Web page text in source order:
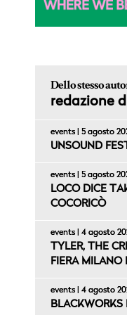
Dello stesso
redazione
events | 5 agosto
UNSOUND
events | 5 agosto
LOCO DICE
COCORICÒ
events | 4 agosto
TYLER, THE
FIERA MILANO
events | 4 agosto
BLACKWORKS